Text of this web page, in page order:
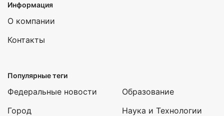
Информация
О компании
Контакты
Популярные теги
Федеральные новости
Город
Образование
Наука и Технологии